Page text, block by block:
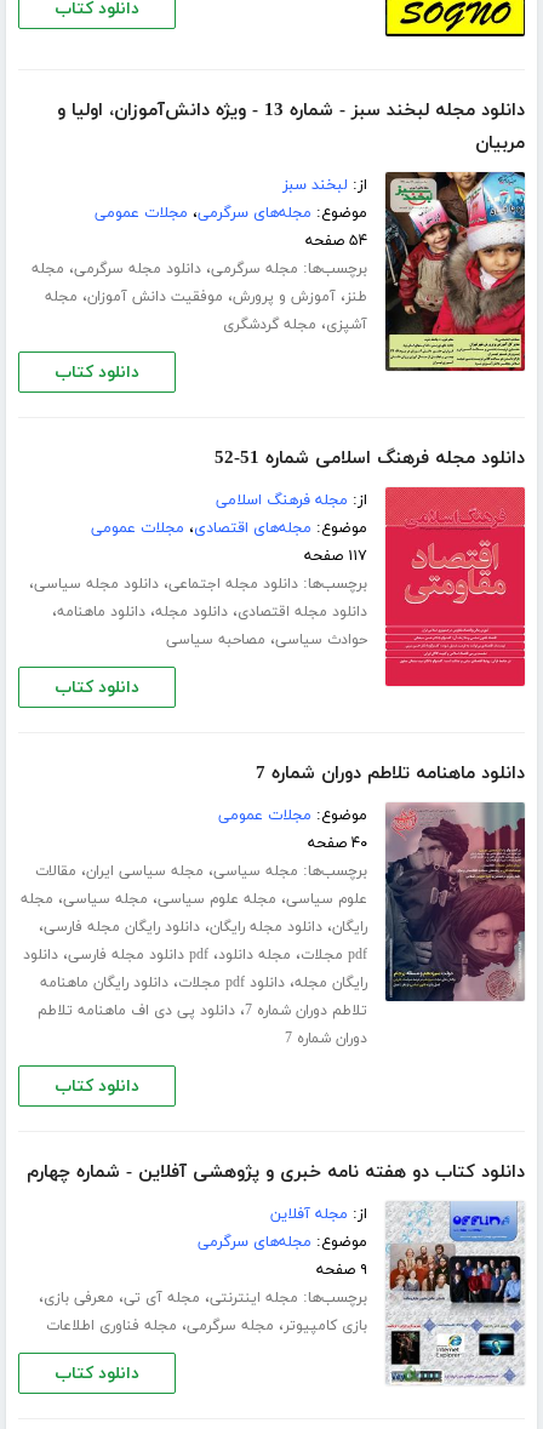
دانلود کتاب
دانلود مجله لبخند سبز - شماره 13 - ویژه دانش‌‌آموزان، اولیا و
مربیان
از: لبخند سبز
موضوع: مجله‌های سرگرمی، مجلات عمومی
۵۴ صفحه
برچسب‌ها: مجله سرگرمی،دانلود مجله سرگرمی، مجله
طنز،آموزش و پرورش، موفقیت دانش آموزان، مجله
آشپزی، مجله گردشگری
دانلود کتاب
دانلود مجله فرهنگ اسلامی شماره 51-52
از: مجله فرهنگ اسلامی
موضوع: مجله‌های اقتصادی، مجلات عمومی
۱۱۷ صفحه
برچسب‌ها:دانلود مجله اجتماعی،دانلود مجله سیاسی،
دانلود مجله اقتصادی،دانلود مجله،دانلود ماهنامه،
حوادث سیاسی، مصاحبه سیاسی
دانلود کتاب
دانلود ماهنامه تلاطم دوران شماره 7
موضوع: مجلات عمومی
۴۰ صفحه
برچسب‌ها: مجله سیاسی، مجله سیاسی ایران، مقالات
علوم سیاسی، مجله علوم سیاسی، مجله سیاسی، مجله
رایگان،دانلود مجله رایگان،دانلود رایگان مجله فارسی،
pdf مجلات ، مجله دانلود،pdf دانلود مجله فارسی ،دانلود
رایگان مجله،دانلود pdf مجلات ،دانلود رایگان ماهنامه
تلاطم دوران شماره 7 ،دانلود پی دی اف ماهنامه تلاطم
دوران شماره 7
دانلود کتاب
دانلود کتاب دو هفته نامه خبری و پژوهشی آفلاین - شماره چهارم
از: مجله آفلاین
موضوع: مجله‌های سرگرمی
۹ صفحه
برچسب‌ها: مجله اینترنتی، مجله آی تی، معرفی بازی،
بازی کامپیوتر، مجله سرگرمی، مجله فناوری اطلاعات
دانلود کتاب